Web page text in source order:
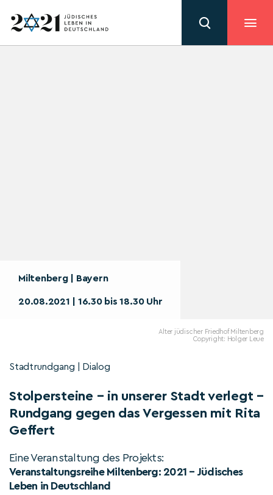
Miltenberg | Bayern
20.08.2021 | 16.30 bis 18.30 Uhr
Alter jüdischer Friedhof Miltenberg
Copyright: Holger Leue
Stadtrundgang | Dialog
Stolpersteine – in unserer Stadt verlegt –
Rundgang gegen das Vergessen mit Rita
Geffert
Eine Veranstaltung des Projekts:
Veranstaltungsreihe Miltenberg: 2021 – Jüdisches
Leben in Deutschland